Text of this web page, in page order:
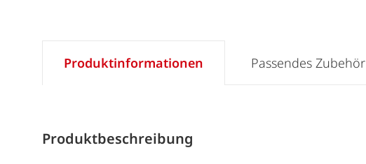
Produktinformationen
Produktbeschreibung
Passendes Zubehör